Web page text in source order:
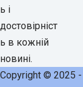
ь і
достовірніст
ь в кожній
новині.
Copyright © 2025 -